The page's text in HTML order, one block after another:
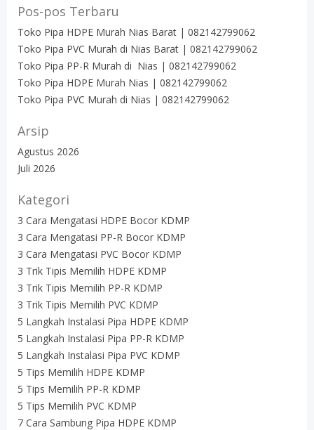
Pos-pos Terbaru
Toko Pipa HDPE Murah Nias Barat | 082142799062
Toko Pipa PVC Murah di Nias Barat | 082142799062
Toko Pipa PP-R Murah di Nias | 082142799062
Toko Pipa HDPE Murah Nias | 082142799062
Toko Pipa PVC Murah di Nias | 082142799062
Arsip
Agustus 2026
Juli 2026
Kategori
3 Cara Mengatasi HDPE Bocor KDMP
3 Cara Mengatasi PP-R Bocor KDMP
3 Cara Mengatasi PVC Bocor KDMP
3 Trik Tipis Memilih HDPE KDMP
3 Trik Tipis Memilih PP-R KDMP
3 Trik Tipis Memilih PVC KDMP
5 Langkah Instalasi Pipa HDPE KDMP
5 Langkah Instalasi Pipa PP-R KDMP
5 Langkah Instalasi Pipa PVC KDMP
5 Tips Memilih HDPE KDMP
5 Tips Memilih PP-R KDMP
5 Tips Memilih PVC KDMP
7 Cara Sambung Pipa HDPE KDMP